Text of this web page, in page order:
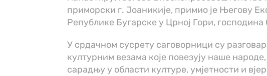
приморски г. Јоаникије, примио је Његову
Републике Бугарске у Црној Гори,
У срдачном сусрету саговорници су
културним везама које повезују наше
сарадњу у области културе, умјетности и